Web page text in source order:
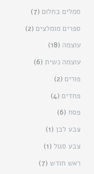
סמלים בחלום (7)
ספרים מומלצים (2)
עוצמה (18)
עוצמה נשית (6)
פורים (2)
פחדים (4)
פסח (6)
צבע לבן (1)
צבע סגול (1)
ראש חודש (7)